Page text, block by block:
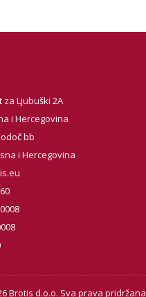
za Ljubuški 2A
i Hercegovina
bb
i Hercegovina
Brotis d.o.o. Sva prava pridržana